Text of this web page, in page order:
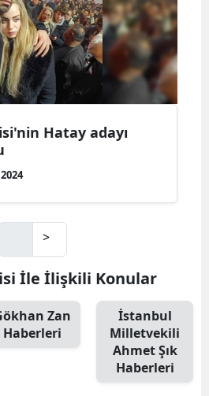
Hatay adayı
>
İle İlişkili Konular
Zan
Haberleri
İstanbul
Milletvekili
Ahmet Şık
Haberleri